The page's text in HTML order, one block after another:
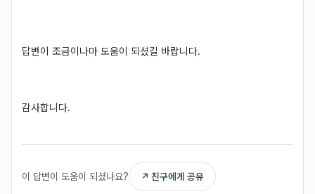
답변이 조금이나마 도움이 되셨길 바랍니다.
감사합니다.
이 답변이 도움이 되셨나요? ↗ 친구에게 공유